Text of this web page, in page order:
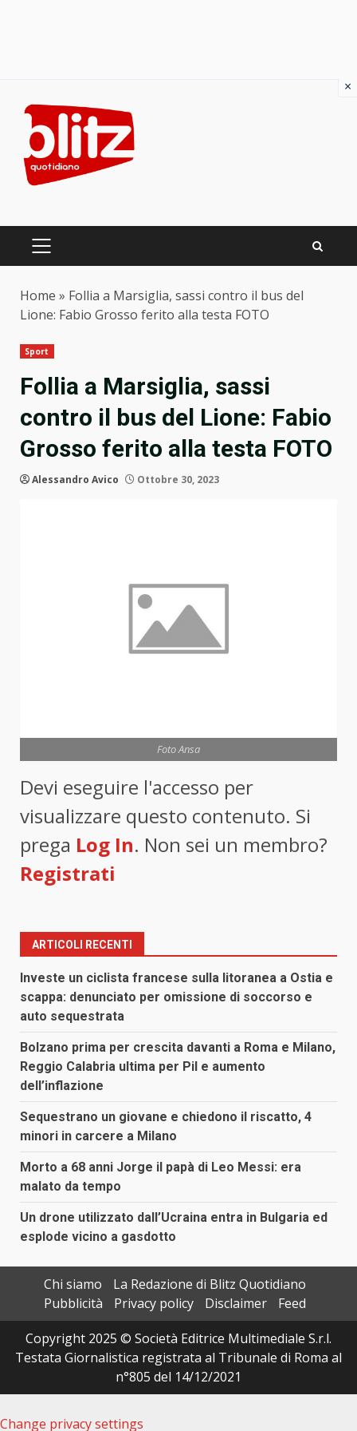
content
PRIMARY
Home » Follia a Marsiglia, sassi contro il bus del
Lione: Fabio Grosso ferito alla testa FOTO
Sport
Follia a Marsiglia, sassi
contro il bus del Lione: Fabio
Grosso ferito alla testa FOTO
Alessandro Avico Ottobre 30, 2023
Foto Ansa
Devi eseguire l'accesso per
visualizzare questo contenuto. Si
prega Log In. Non sei un membro?
Registrati
ARTICOLI RECENTI
Investe un ciclista francese sulla litoranea a Ostia e
scappa: denunciato per omissione di soccorso e
auto sequestrata
Bolzano prima per crescita davanti a Roma e Milano,
Reggio Calabria ultima per Pil e aumento
dell’inflazione
Sequestrano un giovane e chiedono il riscatto, 4
minori in carcere a Milano
Morto a 68 anni Jorge il papà di Leo Messi: era
malato da tempo
Un drone utilizzato dall’Ucraina entra in Bulgaria ed
esplode vicino a gasdotto
Chi siamo
La Redazione di Blitz Quotidiano
Pubblicità
Privacy policy Disclaimer
Feed
Copyright 2025 © Società Editrice Multimediale S.r.l.
Testata Giornalistica registrata al Tribunale di Roma al
n°805 del 14/12/2021
Change privacy settings
×